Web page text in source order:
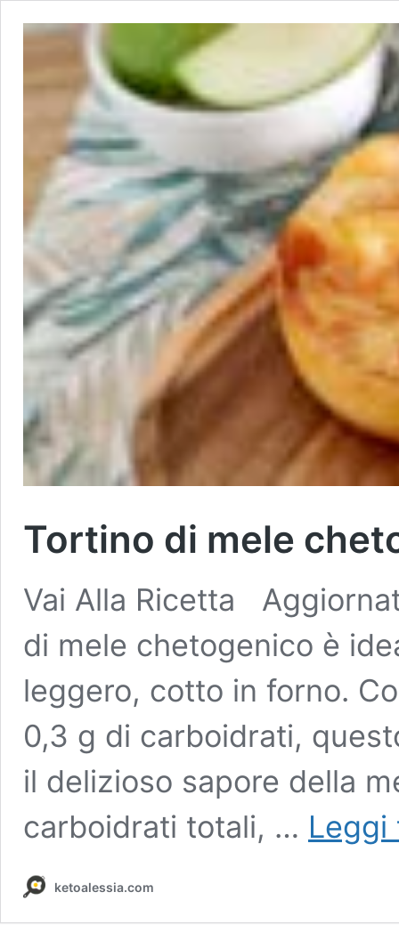
Tortino di mele
Vai Alla Ricetta
di mele chetogenico è
leggero, cotto in forno.
0,3 g di carboidrati,
il delizioso sapore della
carboidrati totali, …
ketoalessia.com